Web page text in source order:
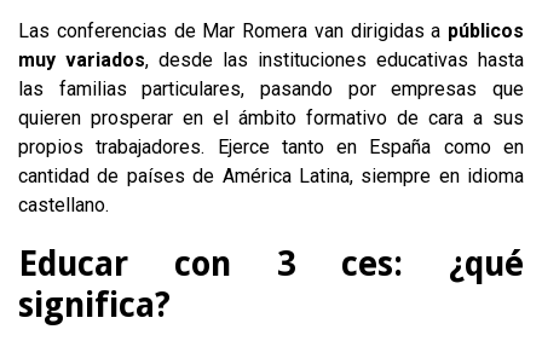
Las conferencias de Mar Romera van dirigidas a públicos
muy variados, desde las instituciones educativas hasta
las familias particulares, pasando por empresas que
quieren prosperar en el ámbito formativo de cara a sus
propios trabajadores. Ejerce tanto en España como en
cantidad de países de América Latina, siempre en idioma
castellano.
Educar con 3 ces: ¿qué
significa?